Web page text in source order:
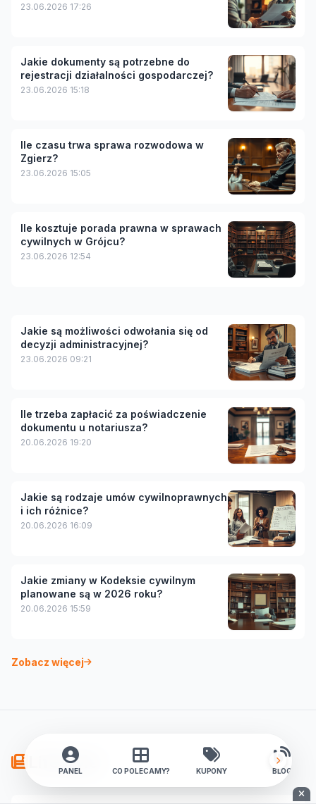
23.06.2026 17:26
Jakie dokumenty są potrzebne do
rejestracji działalności gospodarczej?
23.06.2026 15:18
Ile czasu trwa sprawa rozwodowa w
Zgierz?
23.06.2026 15:05
Ile kosztuje porada prawna w sprawach
cywilnych w Grójcu?
23.06.2026 12:54
Jakie są możliwości odwołania się od
decyzji administracyjnej?
23.06.2026 09:21
Ile trzeba zapłacić za poświadczenie
dokumentu u notariusza?
20.06.2026 19:20
Jakie są rodzaje umów cywilnoprawnych
i ich różnice?
20.06.2026 16:09
Jakie zmiany w Kodeksie cywilnym
planowane są w 2026 roku?
20.06.2026 15:59
Zobacz więcej
Lifestyle
PANEL CO POLECAMY? KUPONY BLOG